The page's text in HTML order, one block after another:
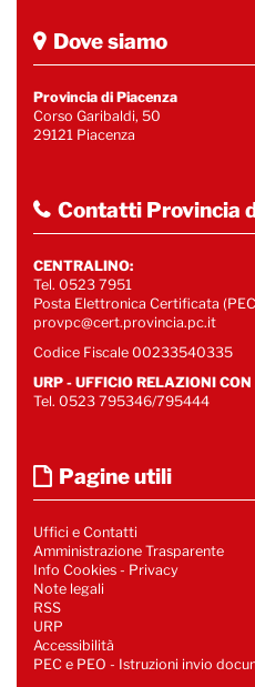
Dove siamo
Provincia di Piacenza
Corso Garibaldi, 50
29121 Piacenza
Contatti Provincia
CENTRALINO:
Tel. 0523 7951
Posta Elettronica Certificata
provpc@cert.provincia.pc.it
Codice Fiscale 00233540335
URP - UFFICIO RELAZIONI
Tel. 0523 795346/795444
Pagine utili
Uffici e Contatti
Amministrazione Trasparente
Info Cookies - Privacy
Note legali
RSS
URP
Accessibilità
PEC e PEO - Istruzioni invio